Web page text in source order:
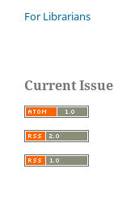
For Librarians
Current Issue